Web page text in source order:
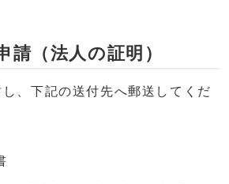
請（法人の証明）
、下記の送付先へ郵送してくだ